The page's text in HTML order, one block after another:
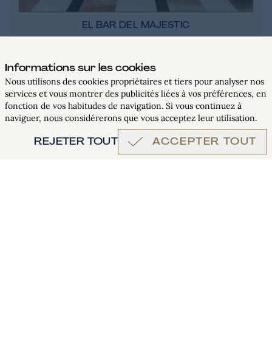
RÉSERVER
EL BAR DEL MAJESTIC
Informations sur les cookies
Nous utilisons des cookies propriétaires et tiers pour analyser nos
services et vous montrer des publicités liées à vos préférences, en
fonction de vos habitudes de navigation. Si vous continuez à
naviguer, nous considérerons que vous acceptez leur utilisation.
REJETER TOUT ACCEPTER TOUT